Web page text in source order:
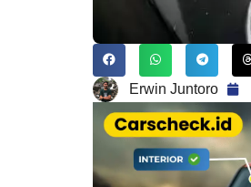
Erwin Juntoro